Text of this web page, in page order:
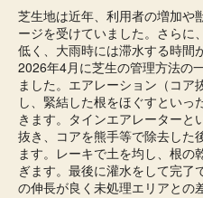
日
芝生地は近年、利用者の増加や
ージを受けていました。さらに
低く、大雨時には滞水する時間
2026年4月に芝生の管理方法の
ました。エアレーション（コア
し、緊結した根をほぐすとい
きます。タインエアレーターと
抜き、コアを熊手等で除去した
ます。レーキで土を均し、根の
ぎます。最後に灌水をして完了
の伸長が良く未処理エリアとの